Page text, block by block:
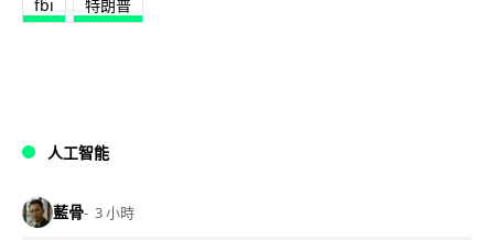
fbi 特朗普
人工智能
藍骨 3 小時